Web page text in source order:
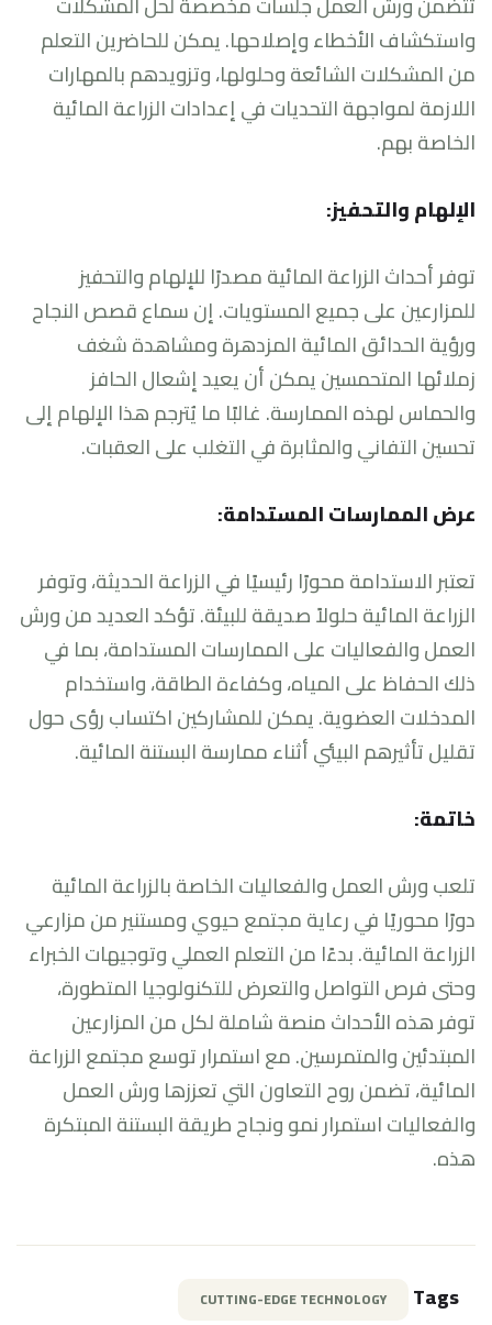
واستكشاف الأخطاء وإصلاحها. يمكن للحاضرين التعلم
من المشكلات الشائعة وحلولها، وتزويدهم بالمهارات
اللازمة لمواجهة التحديات في إعدادات الزراعة المائية
الخاصة بهم.
الإلهام والتحفيز:
توفر أحداث الزراعة المائية مصدرًا للإلهام والتحفيز
للمزارعين على جميع المستويات. إن سماع قصص النجاح
ورؤية الحدائق المائية المزدهرة ومشاهدة شغف
زملائها المتحمسين يمكن أن يعيد إشعال الحافز
والحماس لهذه الممارسة. غالبًا ما يُترجم هذا الإلهام إلى
تحسين التفاني والمثابرة في التغلب على العقبات.
عرض الممارسات المستدامة:
تعتبر الاستدامة محورًا رئيسيًا في الزراعة الحديثة، وتوفر
الزراعة المائية حلولاً صديقة للبيئة. تؤكد العديد من ورش
العمل والفعاليات على الممارسات المستدامة، بما في
ذلك الحفاظ على المياه، وكفاءة الطاقة، واستخدام
المدخلات العضوية. يمكن للمشاركين اكتساب رؤى حول
تقليل تأثيرهم البيئي أثناء ممارسة البستنة المائية.
خاتمة:
تلعب ورش العمل والفعاليات الخاصة بالزراعة المائية
دورًا محوريًا في رعاية مجتمع حيوي ومستنير من مزارعي
الزراعة المائية. بدءًا من التعلم العملي وتوجيهات الخبراء
وحتى فرص التواصل والتعرض للتكنولوجيا المتطورة،
توفر هذه الأحداث منصة شاملة لكل من المزارعين
المبتدئين والمتمرسين. مع استمرار توسع مجتمع الزراعة
المائية، تضمن روح التعاون التي تعززها ورش العمل
والفعاليات استمرار نمو ونجاح طريقة البستنة المبتكرة
هذه.
Tags
CUTTING-EDGE TECHNOLOGY